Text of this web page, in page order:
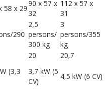
58 x 29
90 x 57 x
32
112 x 57 x
31
290
2,5
persons/
300 kg
3
persons/355
kg
20
20,7
(3,3
3,7 kW (5
CV)
4,5 kW (6 CV)